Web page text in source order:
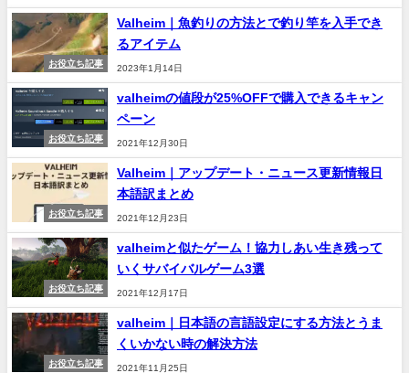
お役立ち記事
Valheim｜魚釣りの方法とで釣り竿を入手でき
るアイテム
2023年1月14日
お役立ち記事
valheimの値段が25%OFFで購入できるキャン
ペーン
2021年12月30日
お役立ち記事
Valheim｜アップデート・ニュース更新情報日
本語訳まとめ
2021年12月23日
お役立ち記事
valheimと似たゲーム！協力しあい生き残って
いくサバイバルゲーム3選
2021年12月17日
お役立ち記事
valheim｜日本語の言語設定にする方法とうま
くいかない時の解決方法
2021年11月25日